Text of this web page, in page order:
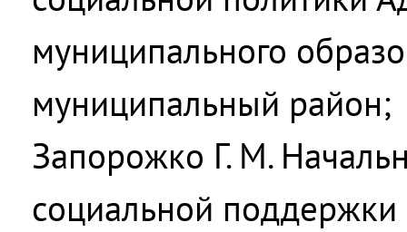
муниципального
муниципальный район;
Запорожко Г. М.
социальной поддержки